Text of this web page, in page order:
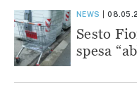
NEWS
Sesto
spesa